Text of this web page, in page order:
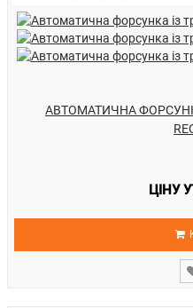
АВТОМАТИЧНА
ЦІНУ